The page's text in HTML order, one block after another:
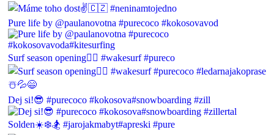
Pure life by @paulanovotna #purecoco #kokosovavod
Surf season opening🏄‍♂️ #wakesurf #pureco
Dej si!😎 #purecoco #kokosova#snowboarding #zill
Solden☀️❄️🏂 #jarojakmabyt#apreski #pure